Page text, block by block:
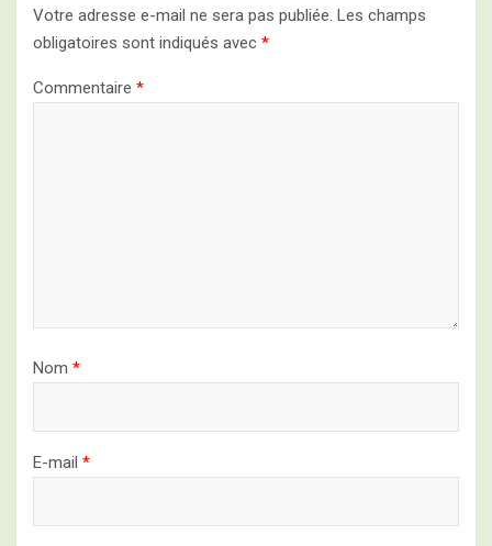
Votre adresse e-mail ne sera pas publiée. Les champs
obligatoires sont indiqués avec *
Commentaire *
Nom *
E-mail *